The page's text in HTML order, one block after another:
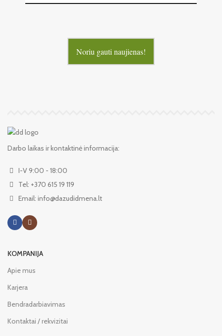
Noriu gauti naujienas!
Darbo laikas ir kontaktinė informacija:
I-V 9:00 - 18:00
Tel: +370 615 19 119
Email: info@dazudidmena.lt
KOMPANIJA
Apie mus
Karjera
Bendradarbiavimas
Kontaktai / rekvizitai